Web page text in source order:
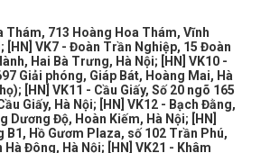
Thám, 713 Hoàng Hoa Thám, Vĩnh
;
[HN] VK7 - Đoàn Trần Nghiệp, 15 Đoàn
Hai Bà Trưng, Hà Nội;
[HN] VK10 -
Giải phóng, Giáp Bát, Hoàng Mai, Hà
;
[HN] VK11 - Cầu Giấy, Số 20 ngõ 165
Giấy, Hà Nội;
[HN] VK12 - Bạch Đằng,
Dương Độ, Hoàn Kiếm, Hà Nội;
[HN]
B1, Hồ Gươm Plaza, số 102 Trần Phú,
Hà Đông, Hà Nội;
[HN] VK21 - Khâm